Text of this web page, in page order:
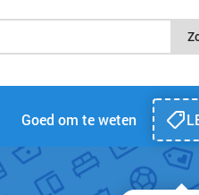
Goed om te weten